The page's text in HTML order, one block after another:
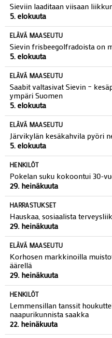
Sieviin laaditaan viisaan
5. elokuuta
ELÄVÄ MAASEUTU
Sievin frisbeegolfradoista on
5. elokuuta
ELÄVÄ MAASEUTU
Saabit valtasivat Sievin –
ympäri Suomen
5. elokuuta
ELÄVÄ MAASEUTU
Järvikylän kesäkahvila pyöri
5. elokuuta
HENKILÖT
Pokelan suku kokoontui 30-
29. heinäkuuta
HARRASTUKSET
Hauskaa, sosiaalista
29. heinäkuuta
ELÄVÄ MAASEUTU
Korhosen markkinoilla
äärellä
29. heinäkuuta
HENKILÖT
Lemmensillan tanssit
naapurikunnista saakka
22. heinäkuuta